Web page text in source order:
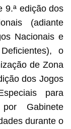
9.ª edição dos
(adiante
Nacionais e
o
de Zona
dos Jogos
para
Gabinete
durante o